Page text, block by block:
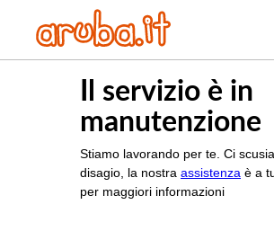
Il servizio è in
manutenzione
Stiamo lavorando per te. Ci
disagio, la nostra assistenza è a
per maggiori informazioni